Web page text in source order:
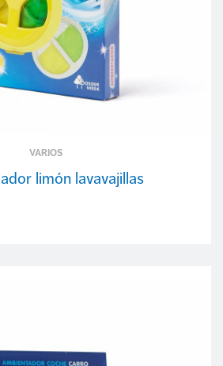
VARIOS
limón lavavajillas